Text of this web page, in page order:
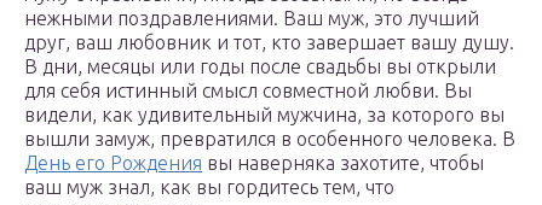
нежными поздравлениями. Ваш муж, это лучший
друг, ваш любовник и тот, кто завершает вашу душу.
В дни, месяцы или годы после свадьбы вы открыли
для себя истинный смысл совместной любви. Вы
видели, как удивительный мужчина, за которого вы
вышли замуж, превратился в особенного человека. В
День его Рождения вы наверняка захотите, чтобы
ваш муж знал, как вы гордитесь тем, что